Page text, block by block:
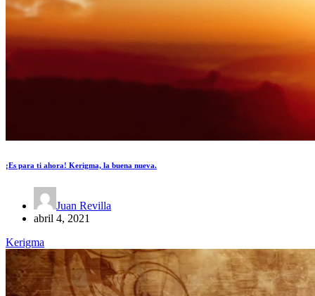
¡Es para ti ahora! Kerigma, la buena nueva.
Juan Revilla
abril 4, 2021
Kerigma